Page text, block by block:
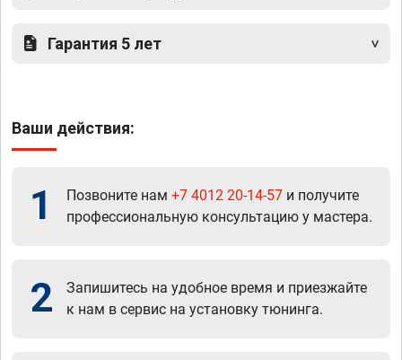
Гарантия 5 лет
Ваши действия:
1 Позвоните нам +7 4012 20-14-57 и получите
профессиональную консультацию у мастера.
2
Запишитесь на удобное время и приезжайте
к нам в сервис на установку тюнинга.